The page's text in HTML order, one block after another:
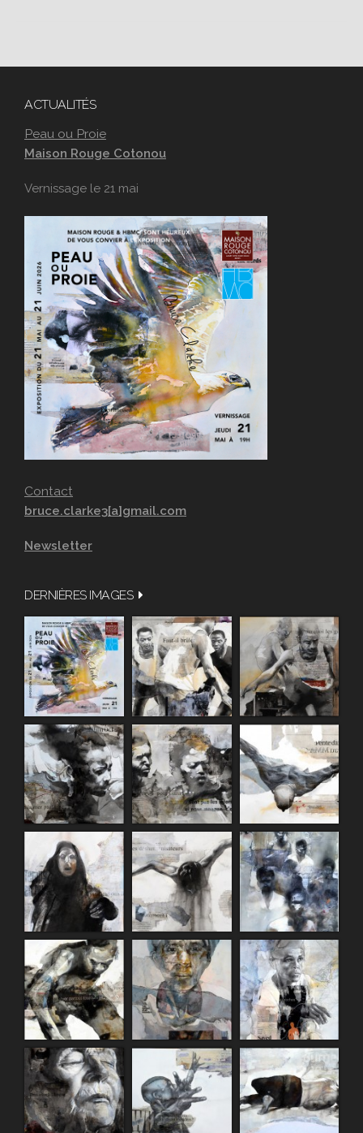
ACTUALITÉS
Peau ou Proie
Maison Rouge Cotonou
Vernissage le 21 mai
Contact
bruce.clarke3[a]gmail.com
Newsletter
DERNIÈRES IMAGES